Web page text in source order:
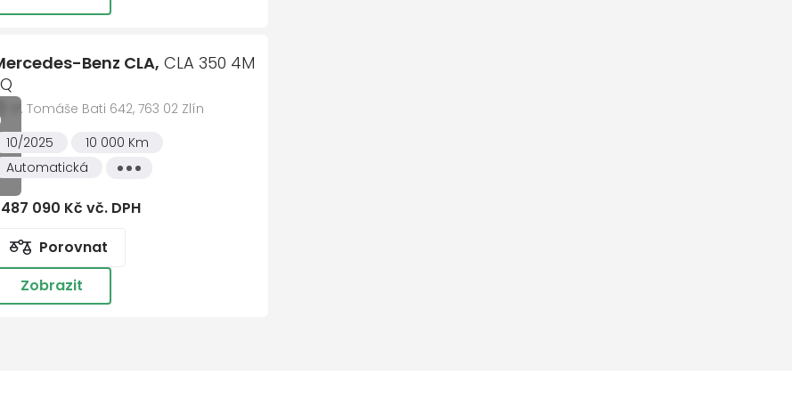
dopravního značení
přizpůsobení rychlosti
odstupu DISTRONIC
restart při popojíždění v
funkce vpředu
Benz CLA, CLA 350 4M
tř. Tomáše Bati 642, 763 02 Zlín
10/2025
10 000 Km
Automatická
Všechny
487 090 Kč vč. DPH
Porovnat
Zobrazit